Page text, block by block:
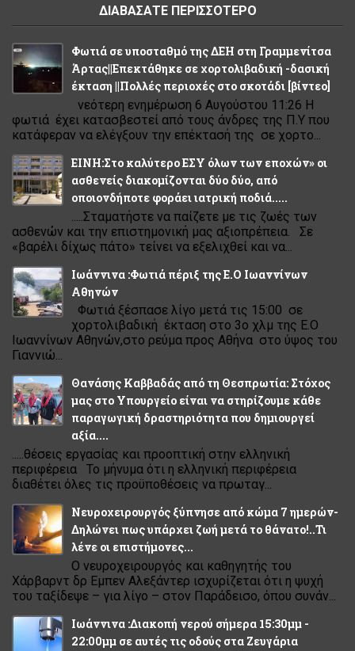
ΔΙΑΒΑΣΑΤΕ ΠΕΡΙΣΣΟΤΕΡΟ
Φωτιά σε υποσταθμό της ΔΕΗ στη Γραμμενίτσα
Άρτας||Επεκτάθηκε σε χορτολιβαδική -δασική
έκταση ||Πολλές περιοχές στο σκοτάδι [βίντεο]
νεότερη ενημέρωση 6 Αυγούστου 11:26 Η
φωτιά έχει κατασβεστεί από τους άνδρες της Π.Υ που
κατάφεραν να ελέγξουν την επέκτασή της σε χορτο...
ΕΙΝΗ:Στο καλύτερο ΕΣΥ όλων των εποχών» οι
ασθενείς διακομίζονται δύο δύο, από
οποιονδήποτε φοράει ιατρική ποδιά.....
.....Σταματήστε να παίζετε με τις ζωές των
ασθενών και την επιστημονική μας αξιοπρέπεια. Σε
«βαρέλι δίχως πάτο» τείνει να εξελιχθεί και να...
Ιωάννινα :Φωτιά πέριξ της Ε.Ο Ιωαννίνων
Αθηνών
Φωτιά ξέσπασε λίγο μετά τις 15:00 σε
χορτολιβαδική έκταση στο 3ο χλμ της Ε.Ο
Ιωαννίνων Αθηνών,στο ρεύμα προς Αθήνα στο ύψος του
Γιαννιώ...
Θανάσης Καββαδάς από τη Θεσπρωτία: Στόχος
μας στο Υπουργείο είναι να στηρίζουμε κάθε
παραγωγική δραστηριότητα που δημιουργεί
αξία....
.....θέσεις εργασίας και προοπτική στην ελληνική
περιφέρεια Το μήνυμα ότι η ελληνική περιφέρεια
διαθέτει όλες τις προϋποθέσεις να πρωταγ...
Νευροχειρουργός ξύπνησε από κώμα 7 ημερών-
Δηλώνει πως υπάρχει ζωή μετά το θάνατο!..Τι
λένε οι επιστήμονες...
Ο νευροχειρουργός και καθηγητής του
Χάρβαρντ δρ Εμπεν Αλεξάντερ ισχυρίζεται ότι η ψυχή
του ταξίδεψε – για λίγο – στον Παράδεισο, όπου συνάν...
Ιωάννινα :Διακοπή νερού σήμερα 15:30μμ -
22:00μμ σε αυτές τις οδούς στα Ζευγάρια